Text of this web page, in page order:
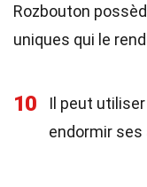
Rozbouton
uniques qui le
10
Il peut
endormir ses